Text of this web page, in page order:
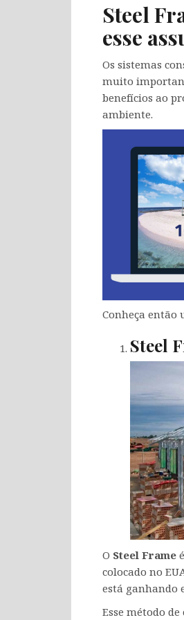
Steel
esse
Os sistemas
muito
benefícios ao
ambiente.
Conheça então
Steel
O Steel Frame
colocado no
está ganhando
Esse método